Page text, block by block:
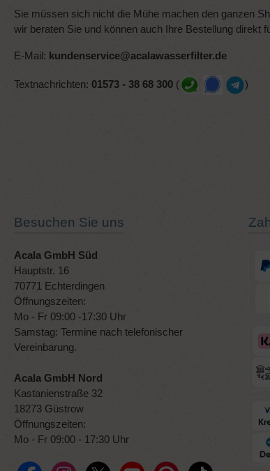
Sie müssen sich nicht die Mühe machen den ganzen
wir beraten Sie und können auch Ihre Bestellung direkt
E-Mail: kundenservice@acalawasserfilter.de
Textnachrichten: 01573 - 38 68 300 ( )
Besuchen Sie uns
Acala GmbH Süd
Hauptstr. 16
70771 Echterdingen
Öffnungszeiten:
Mo - Fr 09:00 -17:30 Uhr
Samstag: Termine nach telefonischer
Vereinbarung.
Acala GmbH Nord
Kastanienstraße 32
18273 Güstrow
Öffnungszeiten:
Mo - Fr 09:00 - 17:30 Uhr